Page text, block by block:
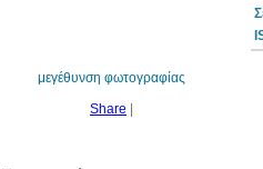
μεγέθυνση φωτογραφίας
Share